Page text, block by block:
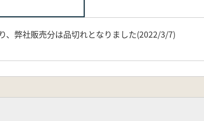
弊社販売分は品切れとなりました(2022/3/7)